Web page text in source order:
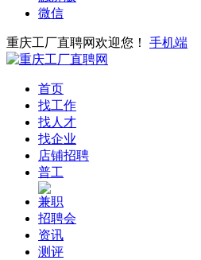
微信
重庆工厂直聘网欢迎您！ 手机端
首页
找工作
找人才
找企业
店铺招聘
普工
兼职
招聘会
资讯
测评